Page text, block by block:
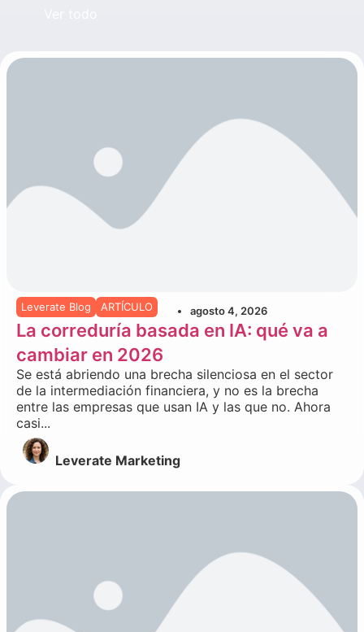
Leverate Blog ARTÍCULO agosto 4, 2026
La correduría basada en IA: qué va a
cambiar en 2026
Se está abriendo una brecha silenciosa en el sector
de la intermediación financiera, y no es la brecha
entre las empresas que usan IA y las que no. Ahora
casi...
Leverate Marketing